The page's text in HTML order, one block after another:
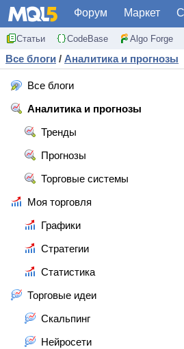
Форум Маркет
Статьи CodeBase Algo Forge
Все блоги / Аналитика и прогнозы
Все блоги
Аналитика и прогнозы
Тренды
Прогнозы
Торговые системы
Моя торговля
Графики
Стратегии
Статистика
Торговые идеи
Скальпинг
Нейросети